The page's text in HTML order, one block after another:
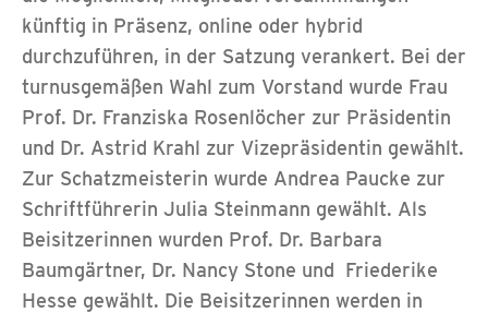
künftig in Präsenz, online oder hybrid
durchzuführen, in der Satzung verankert. Bei der
turnusgemäßen Wahl zum Vorstand wurde Frau
Prof. Dr. Franziska Rosenlöcher zur Präsidentin
und Dr. Astrid Krahl zur Vizepräsidentin gewählt.
Zur Schatzmeisterin wurde Andrea Paucke zur
Schriftführerin Julia Steinmann gewählt. Als
Beisitzerinnen wurden Prof. Dr. Barbara
Baumgärtner, Dr. Nancy Stone und Friederike
Hesse gewählt. Die Beisitzerinnen werden in